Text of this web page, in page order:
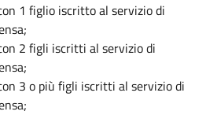
1 figlio iscritto al servizio di
2 figli iscritti al servizio di
3 o più figli iscritti al servizio di